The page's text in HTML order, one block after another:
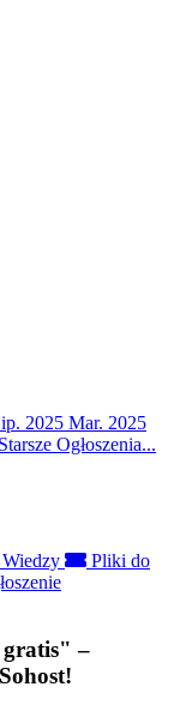
2025 Mar. 2025
Starsze Ogłoszenia...
Pliki do
gratis" –